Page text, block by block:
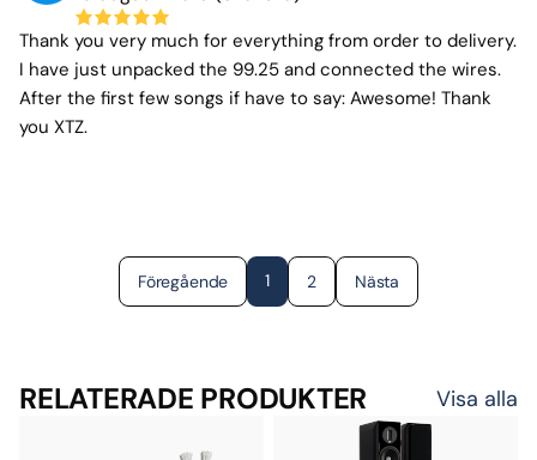
Thank you very much for everything from order to delivery.
I have just unpacked the 99.25 and connected the wires.
After the first few songs if have to say: Awesome! Thank
you XTZ.
Föregående 1 2 Nästa
RELATERADE PRODUKTER Visa alla